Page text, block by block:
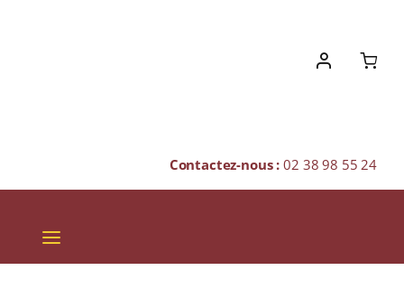
Contactez-nous :02 38 98 55 24
Toggle
Navigation